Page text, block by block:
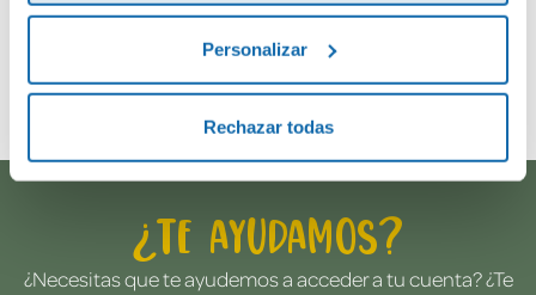
Personalizar
Rechazar todas
¿Te ayudamos?
¿Necesitas que te ayudemos a acceder a tu cuenta? ¿Te